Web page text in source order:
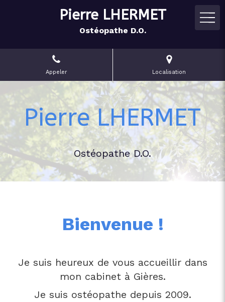
Pierre LHERMET
Ostéopathe D.O.
Appeler Localisation
Pierre LHERMET
Ostéopathe D.O.
Bienvenue !
Je suis heureux de vous accueillir dans
mon cabinet à Gières.
Je suis ostéopathe depuis 2009.